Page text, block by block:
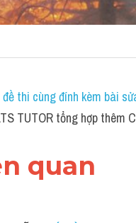
thi cùng đính kèm bài
TUTOR tổng hợp thêm
quan